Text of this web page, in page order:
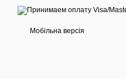
Мобільна версія